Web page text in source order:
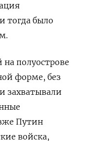
тогда было
на полуострове
форме, без
захватывали
Путин
войска,